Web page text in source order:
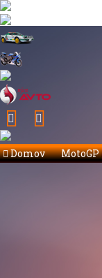
Domov MotoGP